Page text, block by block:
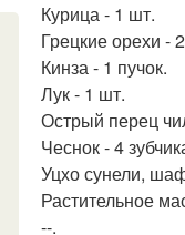
Курица - 1 шт.
Грецкие орехи -
Кинза - 1 пучок.
Лук - 1 шт.
Острый перец
Чеснок - 4
Уцхо сунели,
Растительное
--.